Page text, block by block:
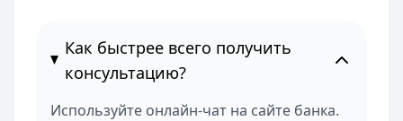
Как быстрее всего получить
консультацию?
Используйте онлайн-чат на сайте банка.